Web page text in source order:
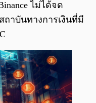
ไม่ได้จด
าบันทางการเงินที่มี